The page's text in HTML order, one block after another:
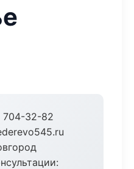
704-32-82